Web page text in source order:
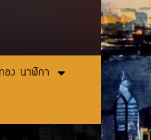
อง นาฬิกา